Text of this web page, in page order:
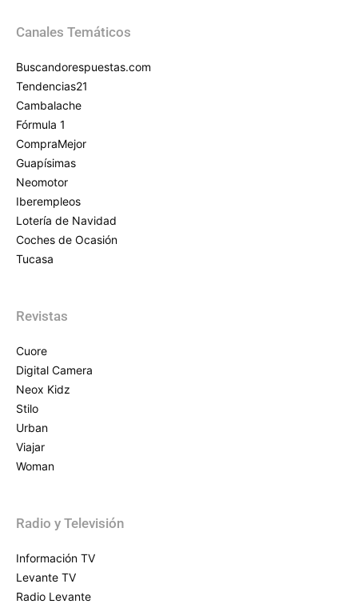
Canales Temáticos
Buscandorespuestas.com
Tendencias21
Cambalache
Fórmula 1
CompraMejor
Guapísimas
Neomotor
Iberempleos
Lotería de Navidad
Coches de Ocasión
Tucasa
Revistas
Cuore
Digital Camera
Neox Kidz
Stilo
Urban
Viajar
Woman
Radio y Televisión
Información TV
Levante TV
Radio Levante